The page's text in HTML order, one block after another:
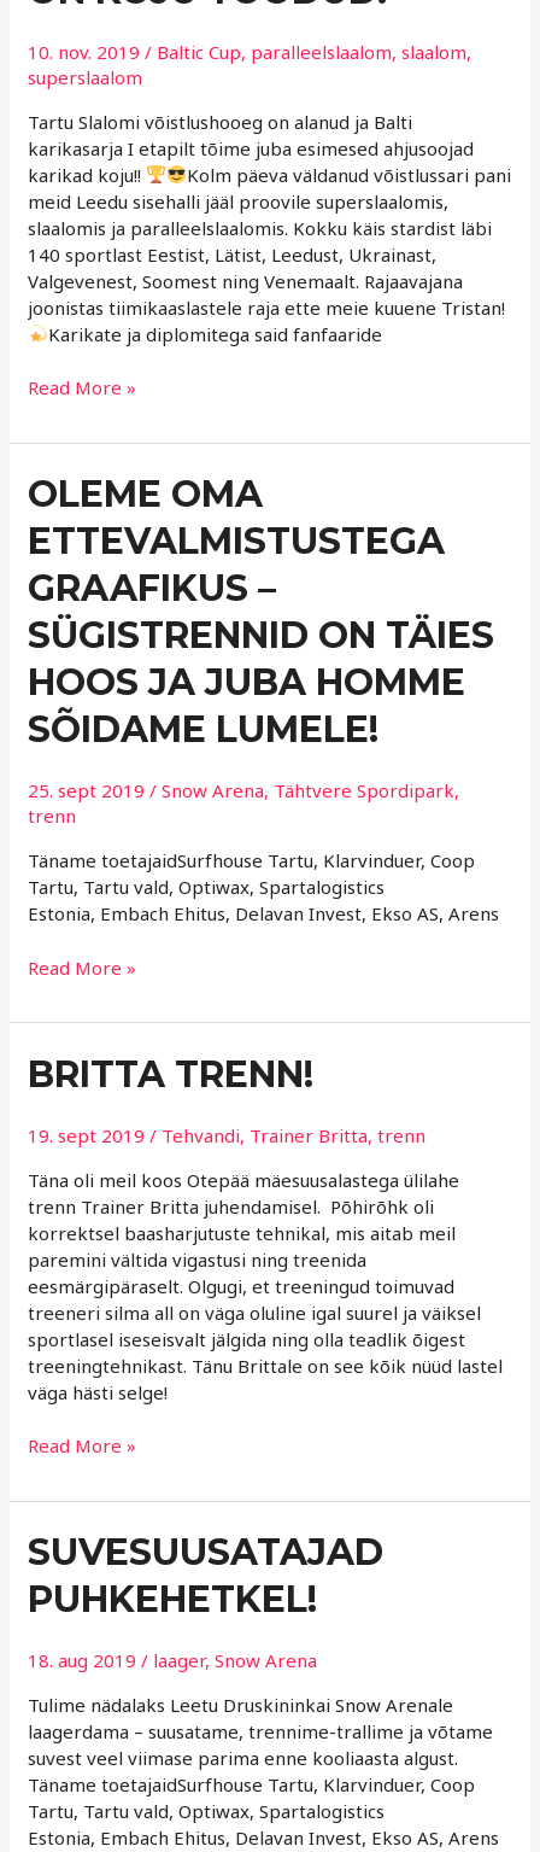
10. nov. 2019/ Baltic Cup, paralleelslaalom,slaalom,
superslaalom
Tartu Slalomi võistlushooeg on alanud ja Balti
karikasarja I etapilt tõime juba esimesed ahjusoojad
karikad koju!!
Kolm päeva väldanud võistlussari pani
meid Leedu sisehalli jääl proovile superslaalomis,
slaalomis ja paralleelslaalomis. Kokku käis stardist läbi
140 sportlast Eestist, Lätist, Leedust, Ukrainast,
Valgevenest, Soomest ning Venemaalt. Rajaavajana
joonistas tiimikaaslastele raja ette meie kuuene Tristan!
Karikate ja diplomitega said fanfaaride
Read More »
OLEME OMA
ETTEVALMISTUSTEGA
GRAAFIKUS –
SÜGISTRENNID ON TÄIES
HOOS JA JUBA HOMME
SÕIDAME LUMELE!
25. sept 2019/Snow Arena, Tähtvere Spordipark,
trenn
Täname toetajaidSurfhouse Tartu, Klarvinduer, Coop
Tartu, Tartu vald, Optiwax, Spartalogistics
Estonia, Embach Ehitus, Delavan Invest, Ekso AS, Arens
OLEME
OMA
ETTEVALMISTUSTEGA
–
SÜGISTRENNID
ON
TÄIES
HOOS
JA
JUBA
SÕIDAME
LUMELE!
Read More »
BRITTA TRENN!
19. sept 2019/ Tehvandi, Trainer Britta,trenn
Täna oli meil koos Otepää mäesuusalastega ülilahe
trenn Trainer Britta juhendamisel. Põhirõhk oli
korrektsel baasharjutuste tehnikal, mis aitab meil
paremini vältida vigastusi ning treenida
eesmärgipäraselt. Olgugi, et treeningud toimuvad
treeneri silma all on väga oluline igal suurel ja väiksel
sportlasel iseseisvalt jälgida ning olla teadlik õigest
treeningtehnikast. Tänu Brittale on see kõik nüüd lastel
väga hästi selge!
BRITTA
TRENN!
Read More »
SUVESUUSATAJAD
PUHKEHETKEL!
18. aug 2019/ laager,Snow Arena
Tulime nädalaks Leetu Druskininkai Snow Arenale
laagerdama – suusatame, trennime-trallime ja võtame
suvest veel viimase parima enne kooliaasta algust.
Täname toetajaidSurfhouse Tartu, Klarvinduer, Coop
Tartu, Tartu vald, Optiwax, Spartalogistics
Estonia, Embach Ehitus, Delavan Invest, Ekso AS, Arens
SUVESUUSATAJAD
PUHKEHETKEL!